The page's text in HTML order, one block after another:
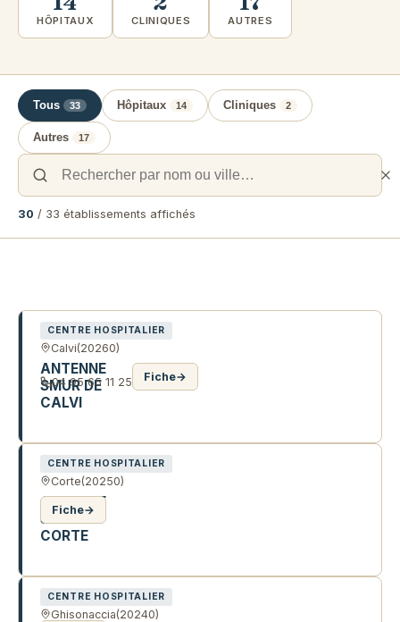
HÔPITAUX CLINIQUES AUTRES
Tous 33 Hôpitaux 14 Cliniques 2
Autres 17
30 / 33 établissements affichés
Liste des établissements de santé
CENTRE HOSPITALIER
Calvi(20260)
ANTENNE
SMUR DE
CALVI
04 95 65 11 25 Fiche→
CENTRE HOSPITALIER
Corte(20250)
ANTENNE
SMUR DE
CORTE
Fiche→
CENTRE HOSPITALIER
Ghisonaccia(20240)